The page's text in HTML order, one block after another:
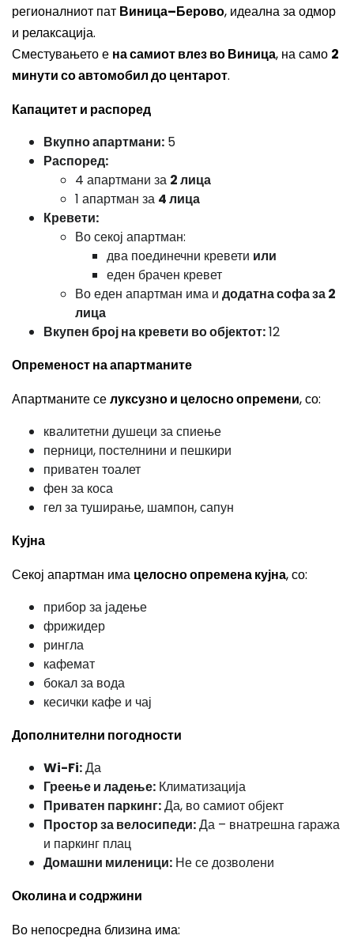
регионалниот пат Виница–Берово, идеална за одмор
и релаксација.
Сместувањето е на самиот влез во Виница, на само 2
минути со автомобил до центарот.
Капацитет и распоред
Вкупно апартмани: 5
Распоред:
4 апартмани за 2 лица
1 апартман за 4 лица
Кревети:
Во секој апартман:
два поединечни кревети или
еден брачен кревет
Во еден апартман има и додатна софа за 2
лица
Вкупен број на кревети во објектот:12
Опременост на апартманите
Апартманите селуксузно и целосно опремени, со:
квалитетни душеци за спиење
перници, постелнини и пешкири
приватен тоалет
фен за коса
гел за туширање, шампон, сапун
Кујна
Секој апартман има целосно опремена кујна, со:
прибор за јадење
фрижидер
рингла
кафемат
бокал за вода
кесички кафе и чај
Дополнителни погодности
Wi-Fi:Да
Греење и ладење: Климатизација
Приватен паркинг:Да, во самиот објект
Простор за велосипеди:Да – внатрешна гаража
и паркинг плац
Домашни миленици: Не се дозволени
Околина и содржини
Во непосредна близина има: